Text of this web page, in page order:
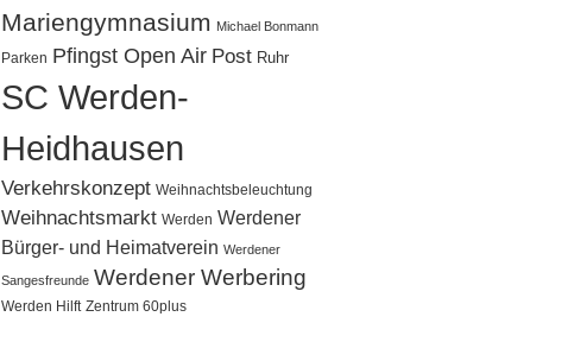
Mariengymnasium Michael Bonmann
Parken Pfingst Open Air Post Ruhr
SC Werden-
Heidhausen
Verkehrskonzept Weihnachtsbeleuchtung
Weihnachtsmarkt Werden Werdener
Bürger- und Heimatverein Werdener
Sangesfreunde Werdener Werbering
Werden Hilft Zentrum 60plus